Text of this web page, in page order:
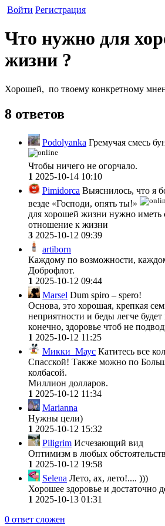
Войти Регистрация
Что нужно для
жизни ?
Хорошей, по твоему конкретному
8 ответов
Podolyanka Гремучая смесь
Чтобы ничего не огорчало.
1 2025-10-14 10:10
Pimidorca Выяснилось, что я
везде «Господи, опять ты!»
для хорошей жизни нужно иметь
отношение к жизни
3 2025-10-12 09:39
artiborn
Каждому по возможности,
Доброфлот.
1 2025-10-12 09:44
Marsel Dum spiro – spero!
Основа, это хорошая, крепкая
неприятности и беды легче
конечно, здоровье чтоб не
1 2025-10-12 11:25
Микки_Маус Катитесь все
Спасской! Также можно по
колбасой.
Миллион долларов.
1 2025-10-12 11:34
Marianna
Нужны цели)
1 2025-10-12 15:32
Piligrim Исчезающий вид
Оптимизм в любых
1 2025-10-12 19:58
Selena Лето, ах, лето!.... )))
Хорошее здоровье и достаточно
1 2025-10-13 01:31
0 ответ сложен